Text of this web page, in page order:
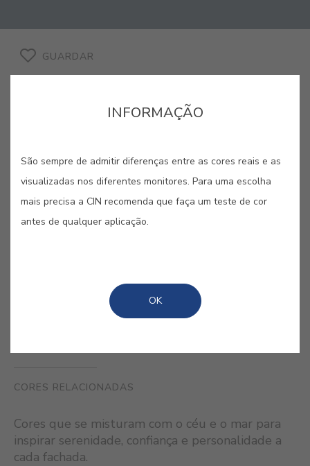
GUARDAR
AZUL WINDSOR #E555
Tipicamente inglês, o azul dos
bordados e das porcelanas que
CORES RELACIONADAS
Cores que se misturam com o céu e o mar para
inspirar serenidade, confiança e personalidade a
cada fachada.
INFORMAÇÃO
São sempre de admitir diferenças entre as cores reais e as
visualizadas nos diferentes monitores. Para uma escolha
mais precisa a CIN recomenda que faça um teste de cor
antes de qualquer aplicação.
OK